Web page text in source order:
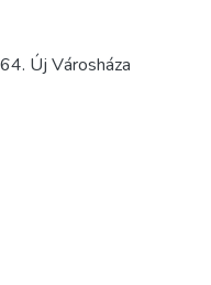
Új Városháza